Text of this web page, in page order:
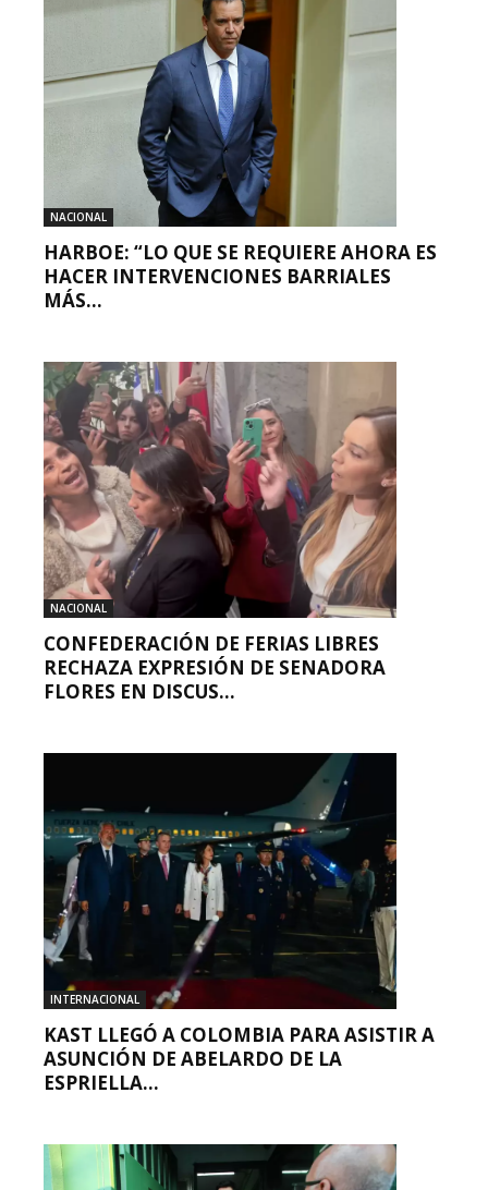
NACIONAL
HARBOE: “LO QUE SE REQUIERE AHORA ES
HACER INTERVENCIONES BARRIALES
MÁS...
NACIONAL
CONFEDERACIÓN DE FERIAS LIBRES
RECHAZA EXPRESIÓN DE SENADORA
FLORES EN DISCUS...
INTERNACIONAL
KAST LLEGÓ A COLOMBIA PARA ASISTIR A
ASUNCIÓN DE ABELARDO DE LA
ESPRIELLA...